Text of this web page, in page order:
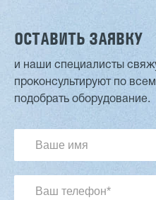
Двухсторонний
2 901 639 ₽
Артикул: 2497
ОСТАВИТЬ ЗАЯВКУ
и наши специалисты
проконсультируют по
подобрать оборудование.